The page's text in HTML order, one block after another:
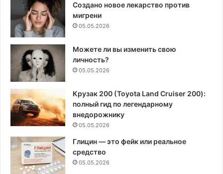
Создано новое лекарство против
мигрени
05.05.2026
Можете ли вы изменить свою
личность?
05.05.2026
Крузак 200 (Toyota Land Cruiser 200):
полный гид по легендарному
внедорожнику
05.05.2026
Глицин — это фейк или реальное
средство
05.05.2026